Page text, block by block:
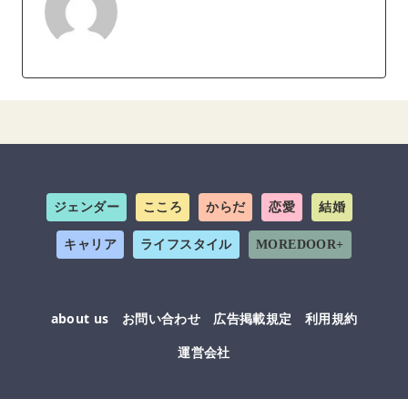
ジェンダー こころ からだ 恋愛 結婚
キャリア ライフスタイル MOREDOOR+
about us お問い合わせ 広告掲載規定
利用規約
運営会社